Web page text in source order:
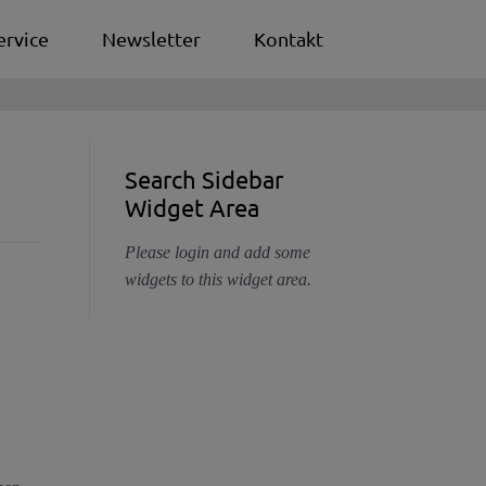
Newsletter Kontakt
Search Sidebar
Widget Area
Please login and add some
widgets to this widget area.